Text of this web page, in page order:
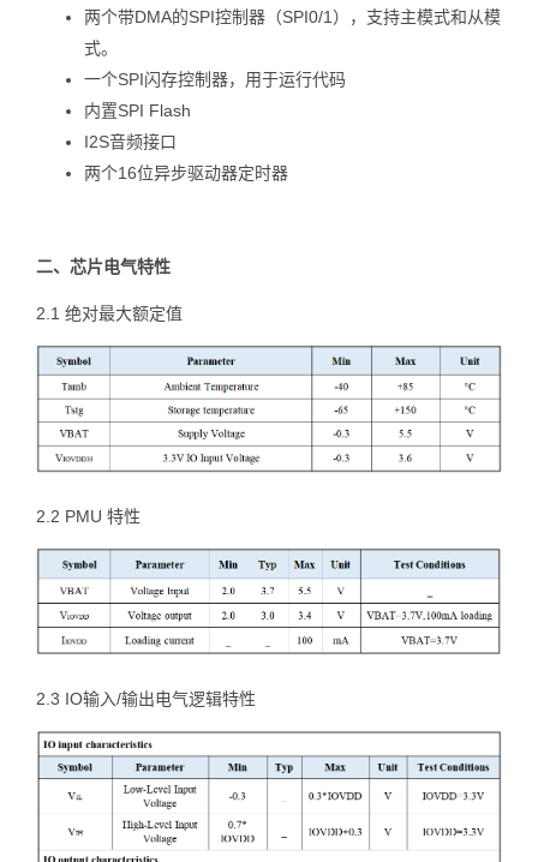
两个带DMA的SPI控制器（SPI0/1），支持主模式和从模
式。
一个SPI闪存控制器，用于运行代码
内置SPI Flash
I2S音频接口
两个16位异步驱动器定时器
二、 芯片电气特性
2.1 绝对最大额定值
2.2 PMU 特性
2.3 IO输入/输出电气逻辑特性